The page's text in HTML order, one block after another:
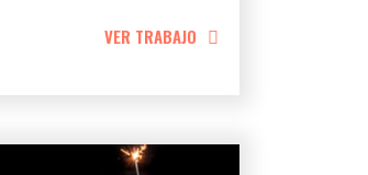
VER TRABAJO